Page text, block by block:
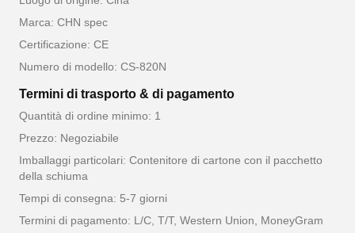
Marca: CHN spec
Certificazione: CE
Numero di modello: CS-820N
Termini di trasporto & di pagamento
Quantità di ordine minimo: 1
Prezzo: Negoziabile
Imballaggi particolari: Contenitore di cartone con il pacchetto
della schiuma
Tempi di consegna: 5-7 giorni
Termini di pagamento: L/C, T/T, Western Union, MoneyGram